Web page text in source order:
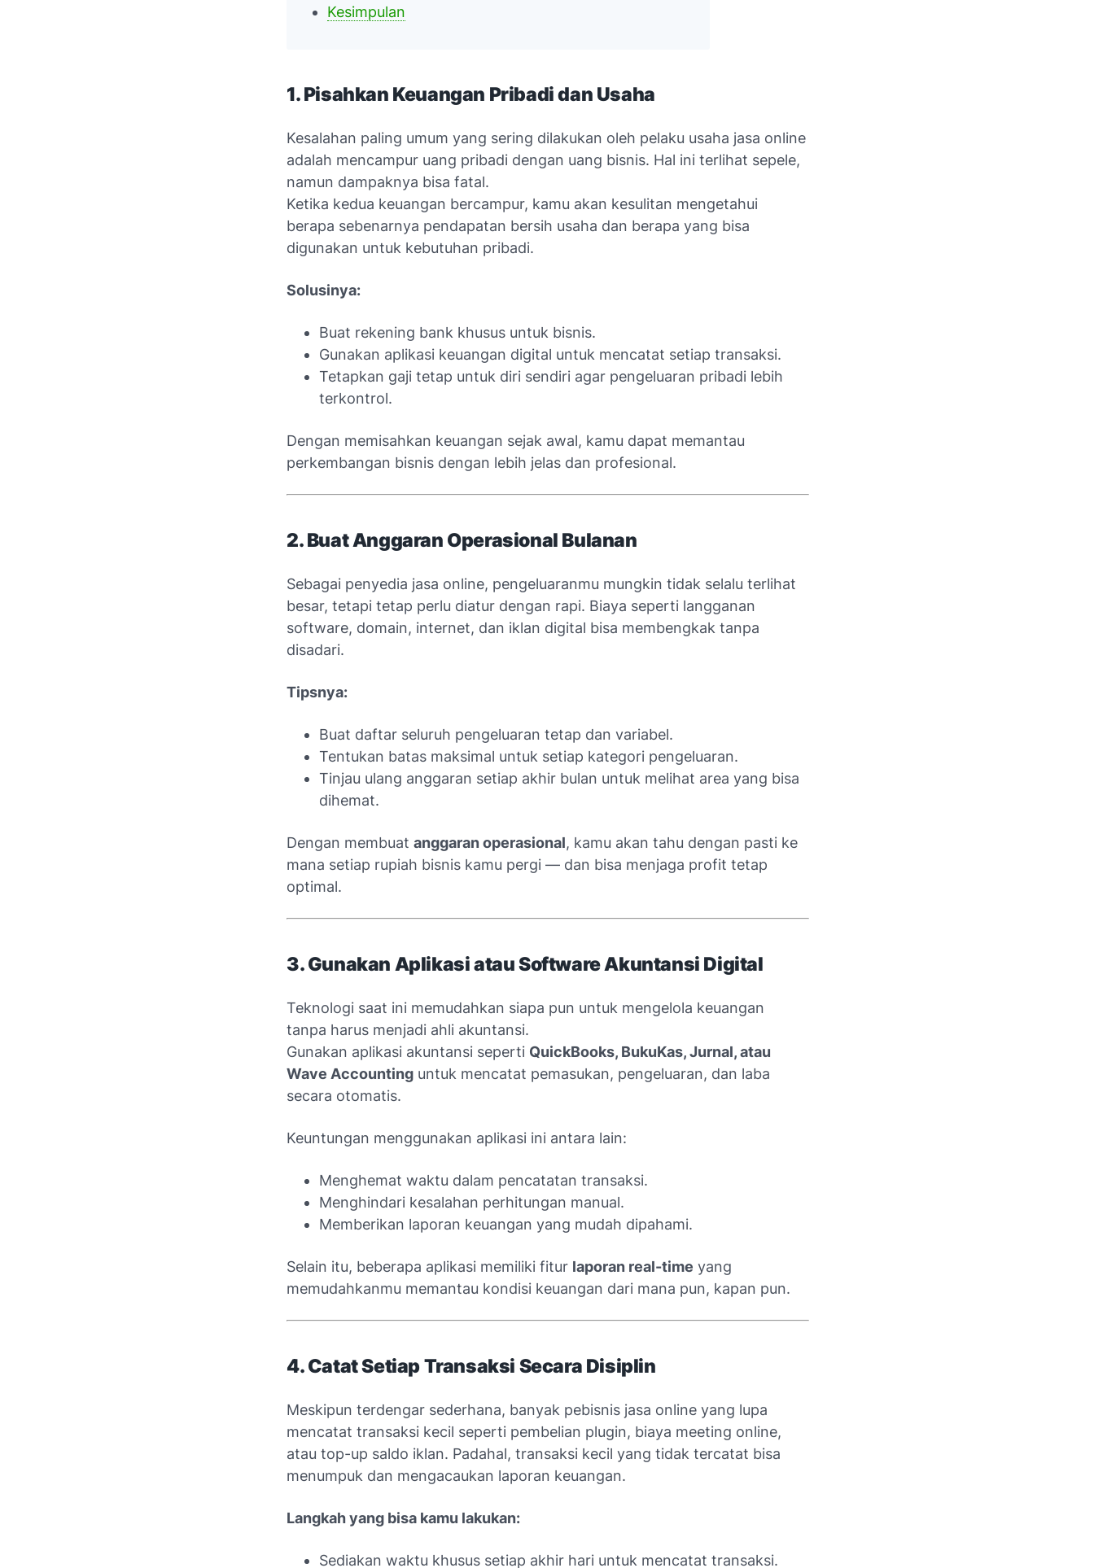
Kesimpulan
1. Pisahkan Keuangan Pribadi dan Usaha
Kesalahan paling umum yang sering dilakukan oleh pelaku usaha jasa online
adalah mencampur uang pribadi dengan uang bisnis. Hal ini terlihat sepele,
namun dampaknya bisa fatal.
Ketika kedua keuangan bercampur, kamu akan kesulitan mengetahui
berapa sebenarnya pendapatan bersih usaha dan berapa yang bisa
digunakan untuk kebutuhan pribadi.
Solusinya:
Buat rekening bank khusus untuk bisnis.
Gunakan aplikasi keuangan digital untuk mencatat setiap transaksi.
Tetapkan gaji tetap untuk diri sendiri agar pengeluaran pribadi lebih
terkontrol.
Dengan memisahkan keuangan sejak awal, kamu dapat memantau
perkembangan bisnis dengan lebih jelas dan profesional.
2. Buat Anggaran Operasional Bulanan
Sebagai penyedia jasa online, pengeluaranmu mungkin tidak selalu terlihat
besar, tetapi tetap perlu diatur dengan rapi. Biaya seperti langganan
software, domain, internet, dan iklan digital bisa membengkak tanpa
disadari.
Tipsnya:
Buat daftar seluruh pengeluaran tetap dan variabel.
Tentukan batas maksimal untuk setiap kategori pengeluaran.
Tinjau ulang anggaran setiap akhir bulan untuk melihat area yang bisa
dihemat.
Dengan membuat anggaran operasional, kamu akan tahu dengan pasti ke
mana setiap rupiah bisnis kamu pergi — dan bisa menjaga profit tetap
optimal.
3. Gunakan Aplikasi atau Software Akuntansi Digital
Teknologi saat ini memudahkan siapa pun untuk mengelola keuangan
tanpa harus menjadi ahli akuntansi.
Gunakan aplikasi akuntansi seperti QuickBooks, BukuKas, Jurnal, atau
Wave Accounting untuk mencatat pemasukan, pengeluaran, dan laba
secara otomatis.
Keuntungan menggunakan aplikasi ini antara lain:
Menghemat waktu dalam pencatatan transaksi.
Menghindari kesalahan perhitungan manual.
Memberikan laporan keuangan yang mudah dipahami.
Selain itu, beberapa aplikasi memiliki fitur laporan real-time yang
memudahkanmu memantau kondisi keuangan dari mana pun, kapan pun.
4. Catat Setiap Transaksi Secara Disiplin
Meskipun terdengar sederhana, banyak pebisnis jasa online yang lupa
mencatat transaksi kecil seperti pembelian plugin, biaya meeting online,
atau top-up saldo iklan. Padahal, transaksi kecil yang tidak tercatat bisa
menumpuk dan mengacaukan laporan keuangan.
Langkah yang bisa kamu lakukan:
Sediakan waktu khusus setiap akhir hari untuk mencatat transaksi.